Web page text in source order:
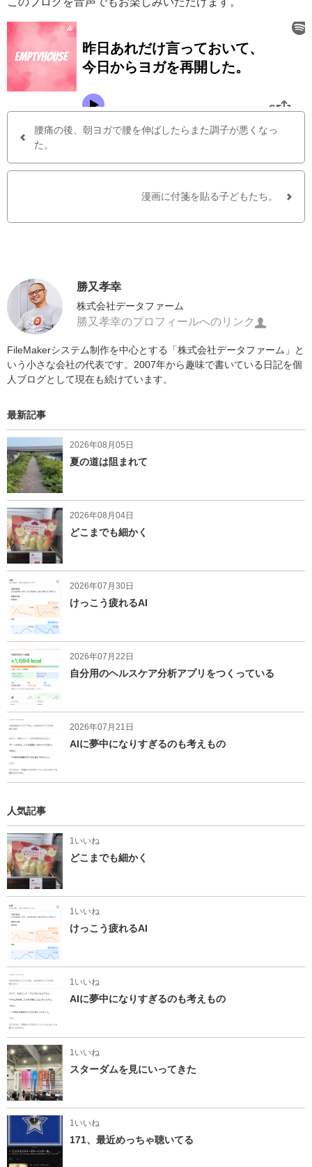
腰痛の後、朝ヨガで腰を伸ばしたらまた調子が悪くなっ
た。
漫画に付箋を貼る子どもたち。
勝又孝幸
株式会社データファーム
勝又孝幸のプロフィールへのリンク
FileMakerシステム制作を中心とする「株式会社データファーム」と
いう小さな会社の代表です。2007年から趣味で書いている日記を個
人ブログとして現在も続けています。
最新記事
2026年08月05日
夏の道は阻まれて
2026年08月04日
どこまでも細かく
2026年07月30日
けっこう疲れるAI
2026年07月22日
自分用のヘルスケア分析アプリをつくっている
2026年07月21日
AIに夢中になりすぎるのも考えもの
人気記事
1いいね
どこまでも細かく
1いいね
けっこう疲れるAI
1いいね
AIに夢中になりすぎるのも考えもの
1いいね
スターダムを見にいってきた
1いいね
171、最近めっちゃ聴いてる